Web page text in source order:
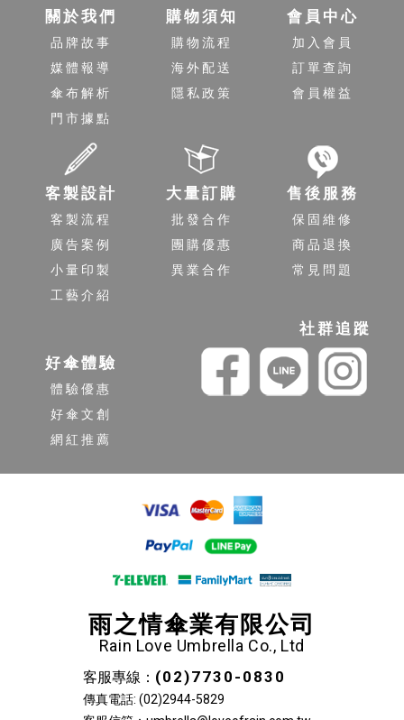
關於我們
品牌故事
媒體報導
傘布解析
門市據點
購物須知
購物流程
海外配送
隱私政策
會員中心
加入會員
訂單查詢
會員權益
客製設計
客製流程
廣告案例
小量印製
工藝介紹
大量訂購
批發合作
團購優惠
異業合作
售後服務
保固維修
商品退換
常見問題
好傘體驗
體驗優惠
好傘文創
網紅推薦
社群追蹤
雨之情傘業有限公司
Rain Love Umbrella Co., Ltd
客服專線： (02)7730-0830
傳真電話: (02)2944-5829